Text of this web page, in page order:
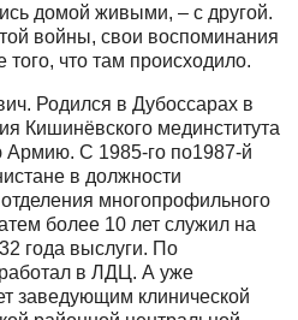
домой живыми, – с другой.
войны, свои воспоминания
того, что там происходило.
Родился в Дубоссарах в
Кишинёвского мединститута
Армию. С 1985-го по1987-й
в должности
многопрофильного
более 10 лет служил на
года выслуги. По
в ЛДЦ. А уже
заведующим клинической